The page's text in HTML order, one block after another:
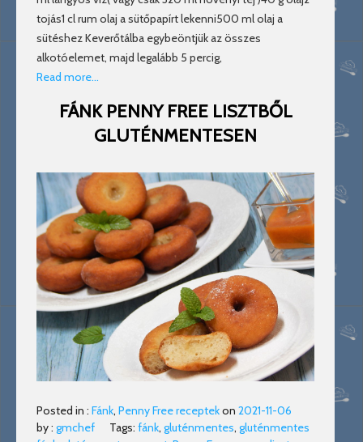
tojás1 cl rum olaj a sütőpapírt lekenni500 ml olaj a
sütéshez Keverőtálba egybeöntjük az összes
alkotóelemet, majd legalább 5 percig,
Read more…
FÁNK PENNY FREE LISZTBŐL
GLUTÉNMENTESEN
Posted in : Fánk, Penny Free receptekon 2021-11-06
by : gmchef Tags: fánk, gluténmentes, gluténmentes